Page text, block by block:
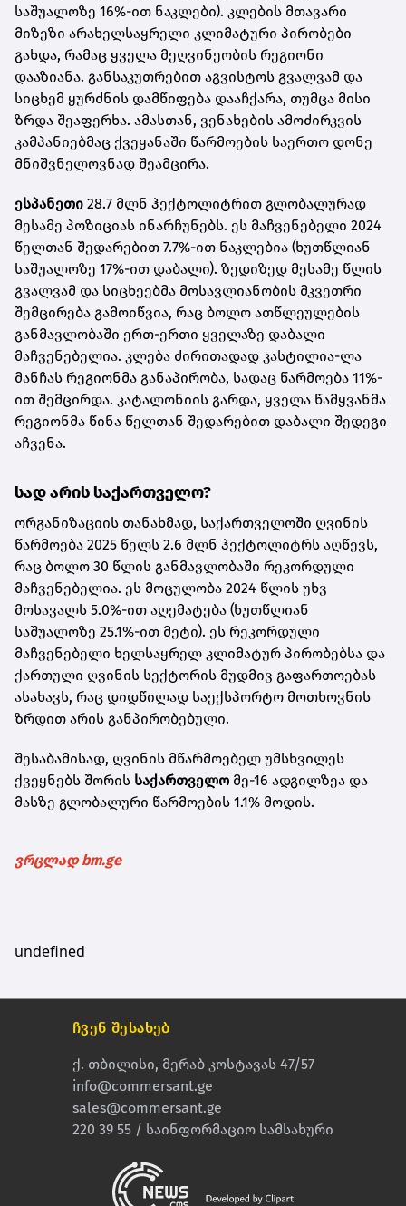
საშუალოზე 16%-ით ნაკლები). კლების მთავარი
მიზეზი არახელსაყრელი კლიმატური პირობები
გახდა, რამაც ყველა მეღვინეობის რეგიონი
დააზიანა. განსაკუთრებით აგვისტოს გვალვამ და
სიცხემ ყურძნის დამწიფება დააჩქარა, თუმცა მისი
ზრდა შეაფერხა. ამასთან, ვენახების ამოძირკვის
კამპანიებმაც ქვეყანაში წარმოების საერთო დონე
მნიშვნელოვნად შეამცირა.
ესპანეთი 28.7 მლნ ჰექტოლიტრით გლობალურად
მესამე პოზიციას ინარჩუნებს. ეს მაჩვენებელი 2024
წელთან შედარებით 7.7%-ით ნაკლებია (ხუთწლიან
საშუალოზე 17%-ით დაბალი). ზედიზედ მესამე წლის
გვალვამ და სიცხეებმა მოსავლიანობის მკვეთრი
შემცირება გამოიწვია, რაც ბოლო ათწლეულების
განმავლობაში ერთ-ერთი ყველაზე დაბალი
მაჩვენებელია. კლება ძირითადად კასტილია-ლა
მანჩას რეგიონმა განაპირობა, სადაც წარმოება 11%-
ით შემცირდა. კატალონიის გარდა, ყველა წამყვანმა
რეგიონმა წინა წელთან შედარებით დაბალი შედეგი
აჩვენა.
სად არის საქართველო?
ორგანიზაციის თანახმად, საქართველოში ღვინის
წარმოება 2025 წელს 2.6 მლნ ჰექტოლიტრს აღწევს,
რაც ბოლო 30 წლის განმავლობაში რეკორდული
მაჩვენებელია. ეს მოცულობა 2024 წლის უხვ
მოსავალს 5.0%-ით აღემატება (ხუთწლიან
საშუალოზე 25.1%-ით მეტი). ეს რეკორდული
მაჩვენებელი ხელსაყრელ კლიმატურ პირობებსა და
ქართული ღვინის სექტორის მუდმივ გაფართოებას
ასახავს, რაც დიდწილად საექსპორტო მოთხოვნის
ზრდით არის განპირობებული.
შესაბამისად, ღვინის მწარმოებელ უმსხვილეს
ქვეყნებს შორის საქართველო მე-16 ადგილზეა და
მასზე გლობალური წარმოების 1.1% მოდის.
ვრცლად bm.ge
undefined
ჩვენ შესახებ
ქ. თბილისი, მერაბ კოსტავას 47/57
info@commersant.ge
sales@commersant.ge
220 39 55 / საინფორმაციო სამსახური